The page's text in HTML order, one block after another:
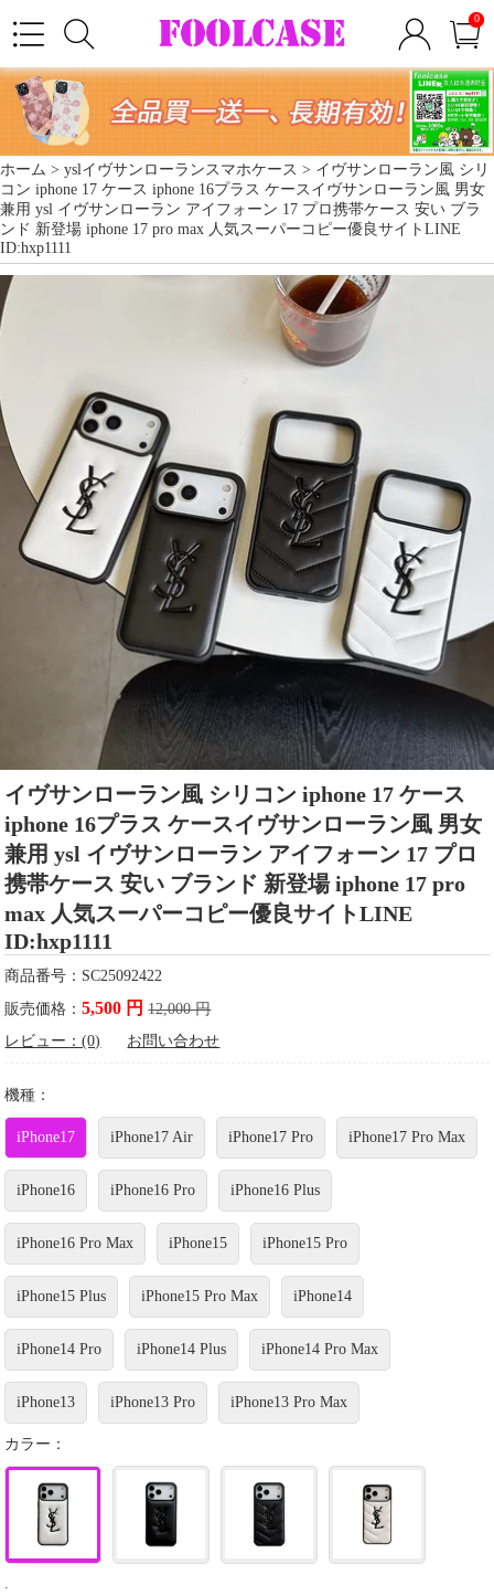
0
ホーム > yslイヴサンローランスマホケース > イヴサンローラン風 シリ
コン iphone 17 ケース iphone 16プラス ケースイヴサンローラン風 男女
兼用 ysl イヴサンローラン アイフォーン 17 プロ携帯ケース 安い ブラ
ンド 新登場 iphone 17 pro max 人気スーパーコピー優良サイトLINE
ID:hxp1111
イヴサンローラン風 シリコン iphone 17 ケース
iphone 16プラス ケースイヴサンローラン風 男女
兼用 ysl イヴサンローラン アイフォーン 17 プロ
携帯ケース 安い ブランド 新登場 iphone 17 pro
max 人気スーパーコピー優良サイトLINE
ID:hxp1111
商品番号：SC25092422
販売価格：5,500 円 12,000 円
レビュー：(0)
お問い合わせ
機種：
iPhone17 iPhone17 Air iPhone17 Pro iPhone17 Pro Max
iPhone16 iPhone16 Pro iPhone16 Plus
iPhone16 Pro Max iPhone15 iPhone15 Pro
iPhone15 Plus iPhone15 Pro Max iPhone14
iPhone14 Pro iPhone14 Plus iPhone14 Pro Max
iPhone13 iPhone13 Pro iPhone13 Pro Max
カラー：